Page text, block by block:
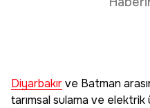
Diyarbakırve Batman
tarımsal sulama ve elektrik